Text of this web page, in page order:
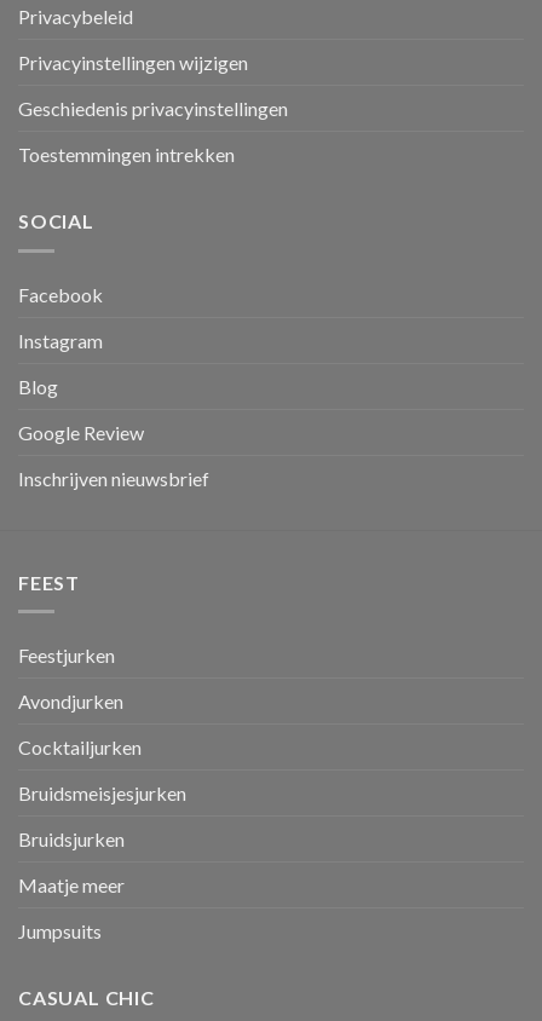
Privacybeleid
Privacyinstellingen wijzigen
Geschiedenis privacyinstellingen
Toestemmingen intrekken
SOCIAL
Facebook
Instagram
Blog
Google Review
Inschrijven nieuwsbrief
FEEST
Feestjurken
Avondjurken
Cocktailjurken
Bruidsmeisjesjurken
Bruidsjurken
Maatje meer
Jumpsuits
CASUAL CHIC